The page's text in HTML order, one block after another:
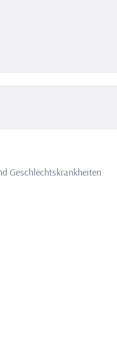
Geschlechtskrankheiten